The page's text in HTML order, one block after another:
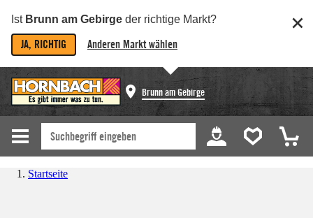
Ist Brunn am Gebirge der richtige Markt?
JA, RICHTIG Anderen Markt wählen
Brunn am Gebirge
Startseite